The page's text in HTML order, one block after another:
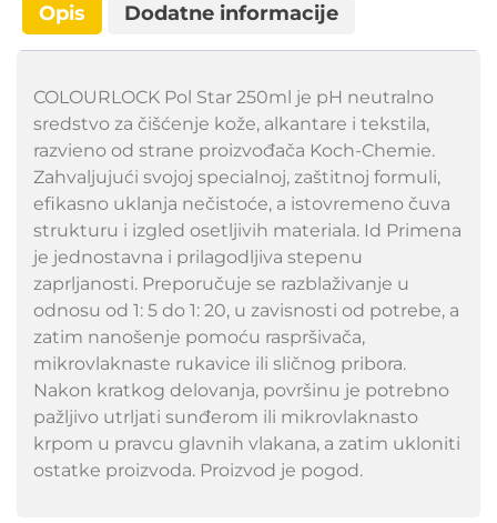
Opis Dodatne informacije
COLOURLOCK Pol Star 250ml je pH neutralno
sredstvo za čišćenje kože, alkantare i tekstila,
razvieno od strane proizvođača Koch-Chemie.
Zahvaljujući svojoj specialnoj, zaštitnoj formuli,
efikasno uklanja nečistoće, a istovremeno čuva
strukturu i izgled osetljivih materiala. Id Primena
je jednostavna i prilagodljiva stepenu
zaprljanosti. Preporučuje se razblaživanje u
odnosu od 1: 5 do 1: 20, u zavisnosti od potrebe, a
zatim nanošenje pomoću raspršivača,
mikrovlaknaste rukavice ili sličnog pribora.
Nakon kratkog delovanja, površinu je potrebno
pažljivo utrljati sunđerom ili mikrovlaknasto
krpom u pravcu glavnih vlakana, a zatim ukloniti
ostatke proizvoda. Proizvod je pogod.